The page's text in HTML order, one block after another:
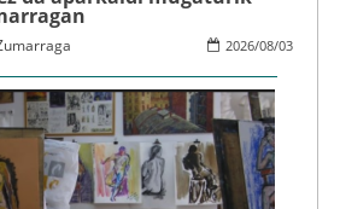
2026/08/03